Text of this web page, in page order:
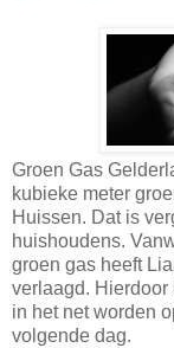
Groen Gas
kubieke meter
Huissen. Dat is
huishoudens.
groen gas heeft
verlaagd. Hierdoor
in het net worden
volgende dag.